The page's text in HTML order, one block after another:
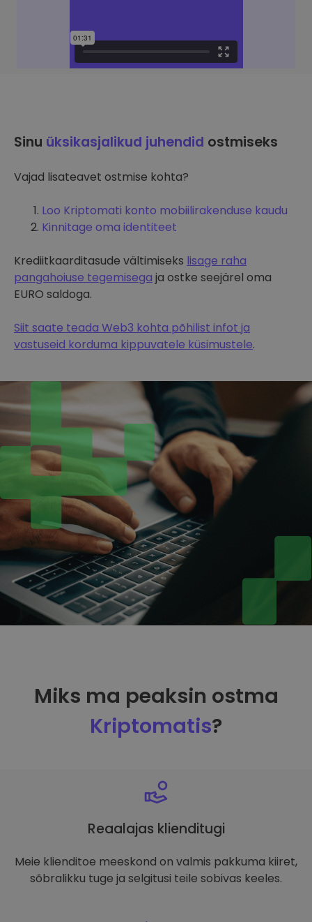
Sinu üksikasjalikud juhendid ostmiseks
Vajad lisateavet ostmise kohta?
Loo Kriptomati konto mobiilirakenduse kaudu
Kinnitage oma identiteet
Krediitkaarditasude vältimiseks lisage raha
pangahoiuse tegemisega ja ostke seejärel oma
EURO saldoga.
Siit saate teada Web3 kohta põhilist infot ja
vastuseid korduma kippuvatele küsimustele.
Miks ma peaksin ostma
Kriptomatis?
Reaalajas klienditugi
Meie klienditoe meeskond on valmis pakkuma kiiret,
sõbralikku tuge ja selgitusi teile sobivas keeles.